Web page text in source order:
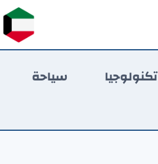
تكنولوجيا سياحة